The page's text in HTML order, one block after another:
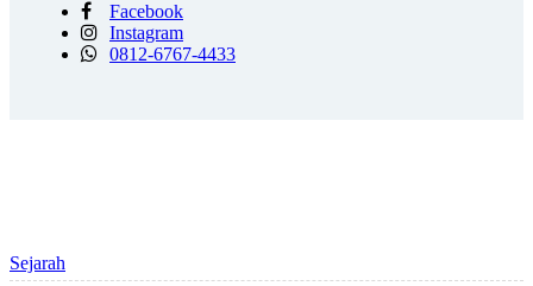
Facebook
Instagram
0812-6767-4433
Sejarah